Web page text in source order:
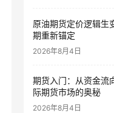
原油期货定价逻辑生
期重新锚定
2026年8月4日
期货入门：从资金流
际期货市场的奥秘
2026年8月4日